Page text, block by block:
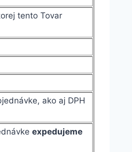
tento Tovar
ako aj DPH
expedujeme